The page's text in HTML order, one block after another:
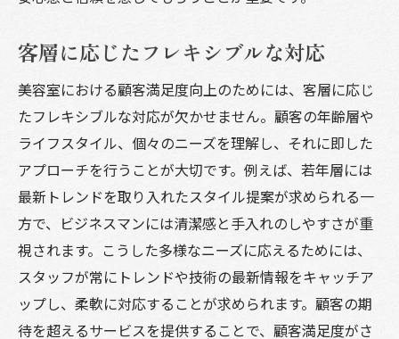
用法
る方法
リラックス効果を高めるアロマの活用
心地よい音楽と照明のバランス
リラクゼーションスペースの重要性
施術中の快適な椅子の選び方
ストレスを軽減するための工夫
心と体を癒す施術環境の整備
客層に応じたフレキシブルな対応
美容室における顧客満足度向上のためには、客層に応じ
たフレキシブルな対応が欠かせません。顧客の年齢層や
ライフスタイル、個々のニーズを理解し、それに即した
アプローチを行うことが大切です。例えば、若年層には
最新トレンドを取り入れたスタイル提案が求められる一
方で、ビジネスマンには清潔感と手入れのしやすさが重
視されます。こうした多様なニーズに応えるためには、
スタッフが常にトレンドや技術の最新情報をキャッチア
ップし、柔軟に対応することが求められます。顧客の期
待を超えるサービスを提供することで、顧客満足度がさ